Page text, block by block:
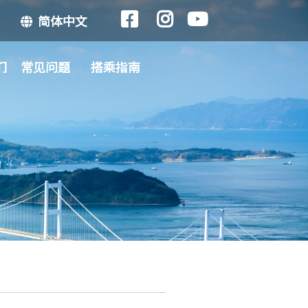
简体中文
常见问题 搭乘指南